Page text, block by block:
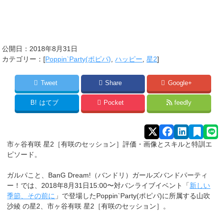
公開日： 2018年8月31日
カテゴリー：[Poppin`Party(ポピパ) ,ハッピー ,星2]
Tweet Share Google+
B! はてブ Pocket feedly
市ヶ谷有咲 星2［有咲のセッション］評価・画像とスキルと特訓エ
ピソード。
ガルパこと、BanG Dream!（バンドリ）ガールズバンドパーティ
ー！では、2018年8月31日15:00〜対バンライブイベント「新しい
季節、その前に 」で登場したPoppin`Party(ポピパ)に所属する山吹
沙綾の星2、市ヶ谷有咲 星2［有咲のセッション］。